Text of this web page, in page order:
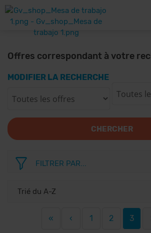
Offres correspondant à votre
MODIFIER LA RECHERCHE
CHERCHER
FILTRER PAR...
« ‹ 1 2 3